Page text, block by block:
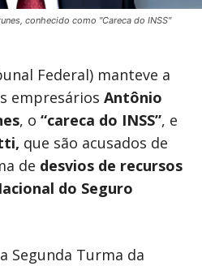
conhecido como "Careca do INSS"
Federal) manteve a
empresários Antônio
, o “careca do INSS”, e
que são acusados de
de desvios de recursos
do Seguro
Segunda Turma da